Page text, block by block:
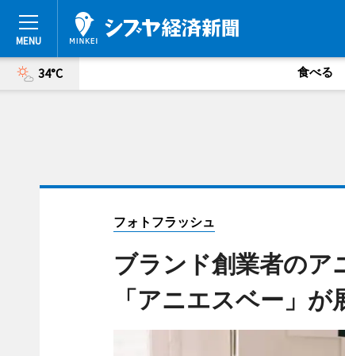
34°C 食べる
フォトフラッシュ
ブランド創業者のア
「アニエスベー」が